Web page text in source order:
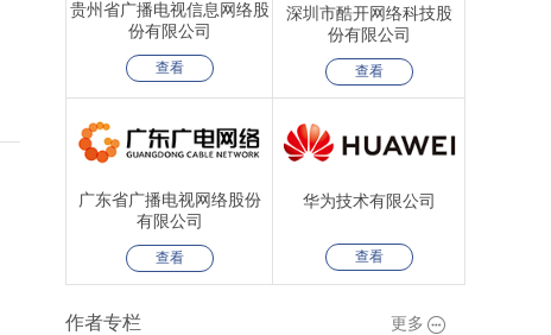
贵州省广播电视信息网络股
份有限公司
查看
深圳市酷开网络科技股
份有限公司
查看
广东省广播电视网络股份
有限公司
查看
华为技术有限公司
查看
作者专栏 更多